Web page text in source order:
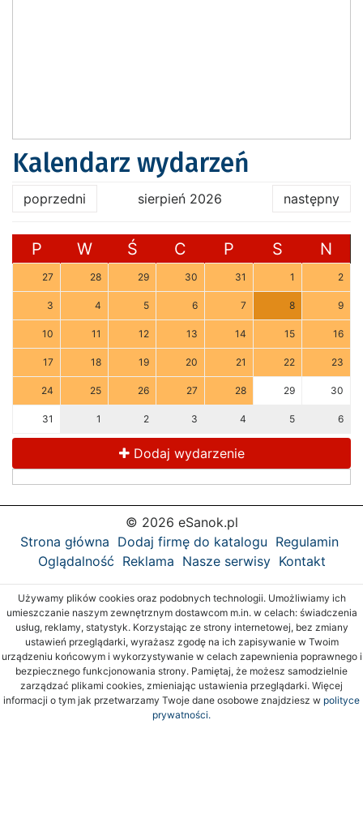
Kalendarz wydarzeń
poprzedni sierpień 2026 następny
P W Ś C P S N
27 28 29 30 31 1 2
3 4 5 6 7 8 9
10 11 12 13 14 15 16
17 18 19 20 21 22 23
24 25 26 27 28 29 30
31 1 2 3 4 5 6
Dodaj wydarzenie
© 2026 eSanok.pl
Strona główna Dodaj firmę do katalogu Regulamin
Oglądalność Reklama Nasze serwisy Kontakt
Używamy plików cookies oraz podobnych technologii. Umożliwiamy ich
umieszczanie naszym zewnętrznym dostawcom m.in. w celach: świadczenia
usług, reklamy, statystyk. Korzystając ze strony internetowej, bez zmiany
ustawień przeglądarki, wyrażasz zgodę na ich zapisywanie w Twoim
urządzeniu końcowym i wykorzystywanie w celach zapewnienia poprawnego i
bezpiecznego funkcjonowania strony. Pamiętaj, że możesz samodzielnie
zarządzać plikami cookies, zmieniając ustawienia przeglądarki. Więcej
informacji o tym jak przetwarzamy Twoje dane osobowe znajdziesz w polityce
prywatności.